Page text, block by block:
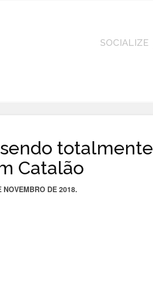
SOCIALIZE
totalmente
Catalão
NOVEMBRO DE 2018.